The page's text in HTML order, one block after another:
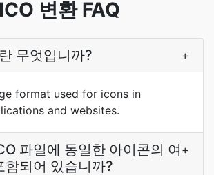
ICO 변환 FAQ
무엇입니까? +
format used for icons in
and websites.
파일에 동일한 아이콘의 여
함되어 있습니까?
+